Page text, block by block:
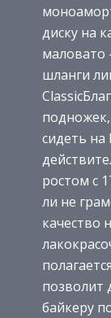
диску на
шланги
сидеть на
ростом с
ли не
качество
позволит
байкеру